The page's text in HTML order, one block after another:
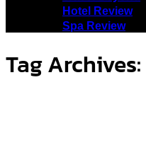
Hotel Review
Spa Review
Tag Archives: